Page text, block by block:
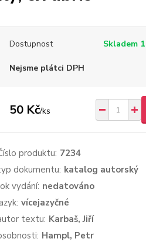
Dostupnost Skladem
Nejsme plátci DPH
50 Kč/ks
produktu: 7234
dokumentu: katalog autorský
vydání: nedatováno
vícejazyčné
textu: Karbaš, Jiří
Hampl, Petr